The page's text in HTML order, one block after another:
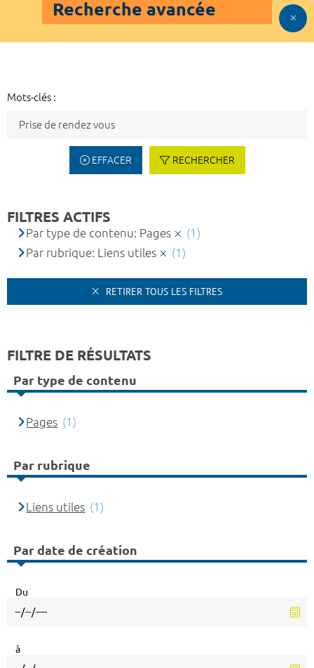
Recherche avancée
Mots-clés :
EFFACER RECHERCHER
FILTRES ACTIFS
Par type de contenu: Pages
(1)
Par rubrique: Liens utiles
(1)
RETIRER TOUS LES FILTRES
FILTRE DE RÉSULTATS
Par type de contenu
Pages (1)
Par rubrique
Liens utiles (1)
Par date de création
Du
à